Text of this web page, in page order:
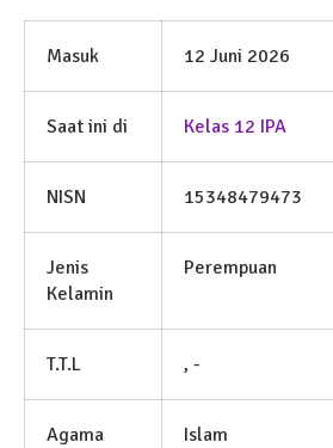
Masuk 12 Juni 2026
Saat ini di Kelas 12 IPA
NISN 15348479473
Jenis
Kelamin
Perempuan
T.T.L , -
Agama Islam